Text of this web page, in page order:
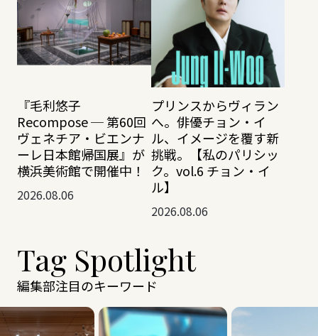
『毛利悠子
Recompose ─ 第60回
ヴェネチア・ビエンナ
ーレ日本館帰国展』が
横浜美術館で開催中！
2026.08.06
プリンスからヴィラン
へ。俳優チョン・イ
ル、イメージを覆す新
挑戦。【私のパリシッ
ク。vol.6 チョン・イ
ル】
2026.08.06
Tag Spotlight
編集部注目のキーワード